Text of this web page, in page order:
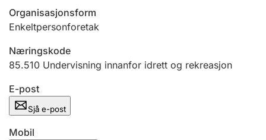
Ektepaktrettleiaren
Andre tema
Organisasjonsform
Enkeltpersonforetak
Næringskode
85.510 Undervisning innanfor idrett og rekreasjon
E-post
Sjå e-post
Mobil